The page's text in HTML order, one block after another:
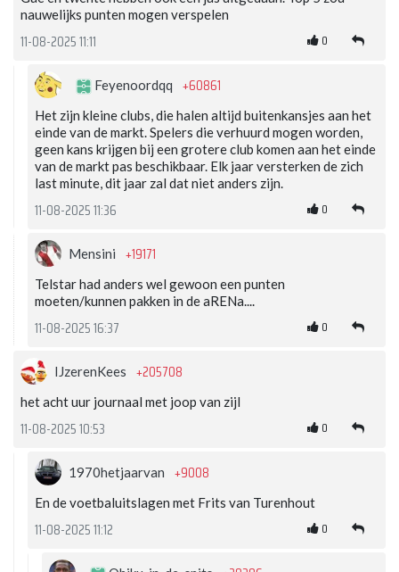
nauwelijks punten mogen verspelen
11-08-2025 11:11 0
Feyenoordqq +60861
Het zijn kleine clubs, die halen altijd buitenkansjes aan het
einde van de markt. Spelers die verhuurd mogen worden,
geen kans krijgen bij een grotere club komen aan het einde
van de markt pas beschikbaar. Elk jaar versterken de zich
last minute, dit jaar zal dat niet anders zijn.
11-08-2025 11:36 0
Mensini +19171
Telstar had anders wel gewoon een punten
moeten/kunnen pakken in de aRENa....
11-08-2025 16:37 0
IJzerenKees +205708
het acht uur journaal met joop van zijl
11-08-2025 10:53 0
1970hetjaarvan +9008
En de voetbaluitslagen met Frits van Turenhout
11-08-2025 11:12 0